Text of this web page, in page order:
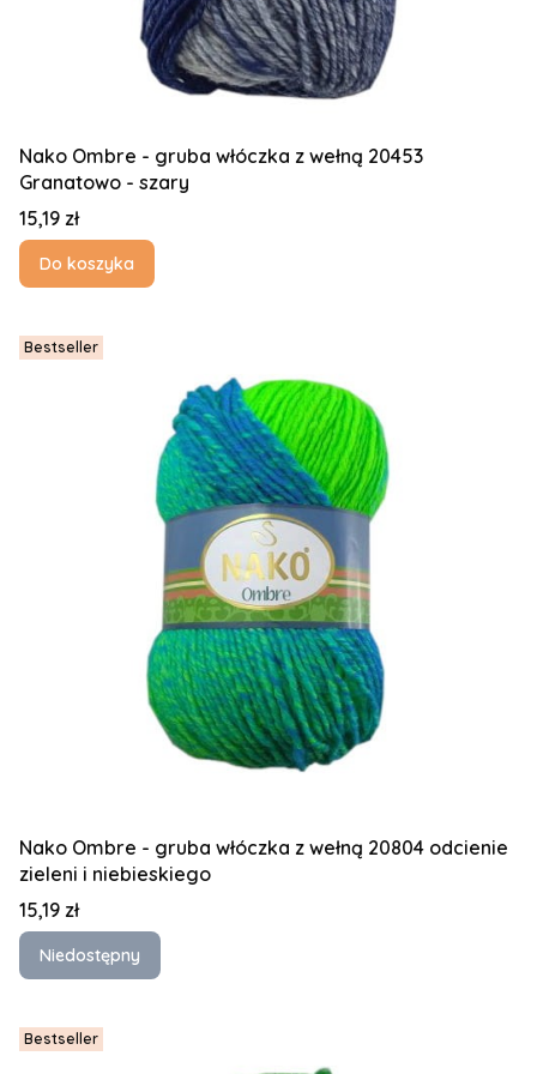
Nako Ombre - gruba włóczka z wełną 20453
Granatowo - szary
Cena
15,19 zł
Do koszyka
Bestseller
Nako Ombre - gruba włóczka z wełną 20804 odcienie
zieleni i niebieskiego
Cena
15,19 zł
Niedostępny
Bestseller